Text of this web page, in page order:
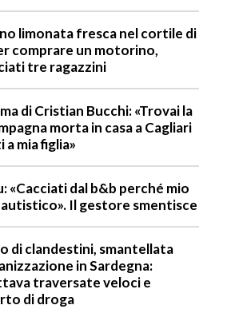
limonata fresca nel cortile di
comprare un motorino,
tre ragazzini
di Cristian Bucchi: «Trovai la
morta in casa a Cagliari
a mia figlia»
«Cacciati dal b&b perché mio
Il gestore smentisce
di clandestini, smantellata
in Sardegna:
traversate veloci e
di droga